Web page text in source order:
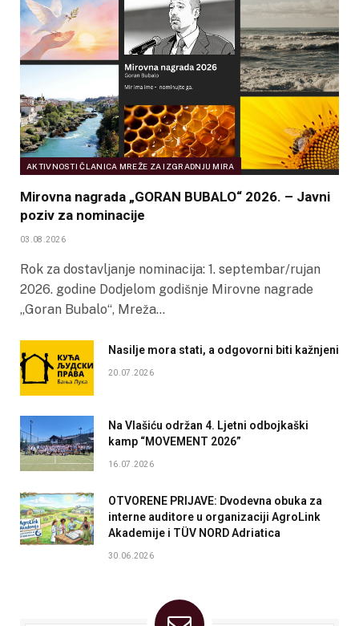
AKTIVNOSTI ČLANICA MREŽE ZA IZGRADNJU MIRA
Mirovna nagrada „GORAN BUBALO“ 2026. – Javni
poziv za nominacije
03.08.2026
Rok za dostavljanje nominacija: 1. septembar/rujan
2026. godine Dodjelom godišnje Mirovne nagrade
„Goran Bubalo“, Mreža…
Nasilje mora stati, a odgovorni biti kažnjeni
20.07.2026
Na Vlašiću održan 4. Ljetni odbojkaški
kamp “MOVEMENT 2026”
16.07.2026
OTVORENE PRIJAVE: Dvodevna obuka za
interne auditore u organizaciji AgroLink
Akademije i TÜV NORD Adriatica
30.06.2026